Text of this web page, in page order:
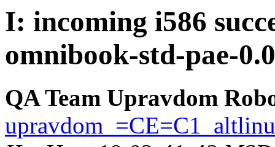
I: incoming i586
omnibook-std-pae-
QA Team Upravdom